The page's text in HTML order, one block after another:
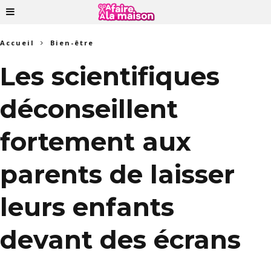
Accueil Bien-être
Les scientifiques
déconseillent
fortement aux
parents de laisser
leurs enfants
devant des écrans